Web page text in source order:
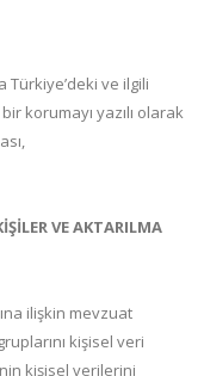
Türkiye’deki ve ilgili
korumayı yazılı olarak
VE AKTARILMA
ilişkin mevzuat
kişisel veri
kişisel verilerini